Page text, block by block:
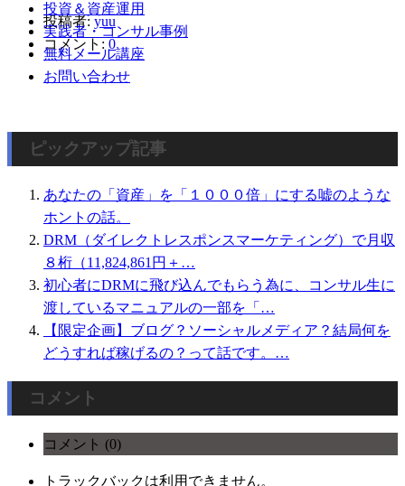
投資＆資産運用
実践者・コンサル事例
無料メール講座
お問い合わせ
投稿者: yuu
コメント: 0
ピックアップ記事
あなたの「資産」を「１０００倍」にする嘘のような
ホントの話。
DRM（ダイレクトレスポンスマーケティング）で月収
８桁（11,824,861円＋…
初心者にDRMに飛び込んでもらう為に、コンサル生に
渡しているマニュアルの一部を「…
【限定企画】ブログ？ソーシャルメディア？結局何を
どうすれば稼げるの？って話です。…
コメント
コメント (0)
トラックバックは利用できません。